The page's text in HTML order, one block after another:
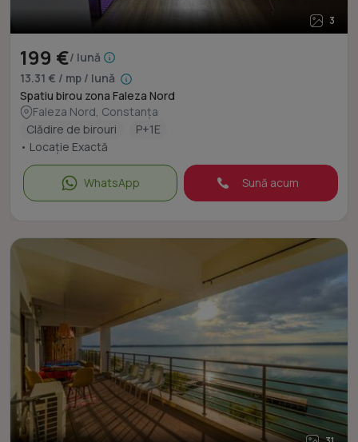
3
199 €/ lună
13.31 € / mp / lună
Spatiu birou zona Faleza Nord
Faleza Nord, Constanța
Clădire de birouri
P+1E
• Locație Exactă
WhatsApp Sună acum